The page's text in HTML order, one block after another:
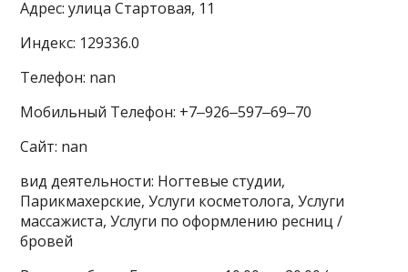
Адрес: улица Стартовая, 11
Индекс: 129336.0
Телефон: nan
Мобильный Телефон: +7‒926‒597‒69‒70
Сайт: nan
вид деятельности: Ногтевые студии,
Парикмахерские, Услуги косметолога, Услуги
массажиста, Услуги по оформлению ресниц /
бровей